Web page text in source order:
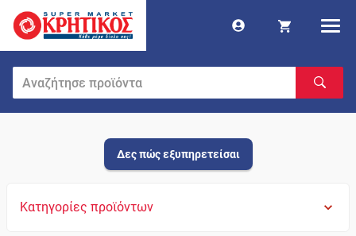
Δες πώς εξυπηρετείσαι
Κατηγορίες προϊόντων